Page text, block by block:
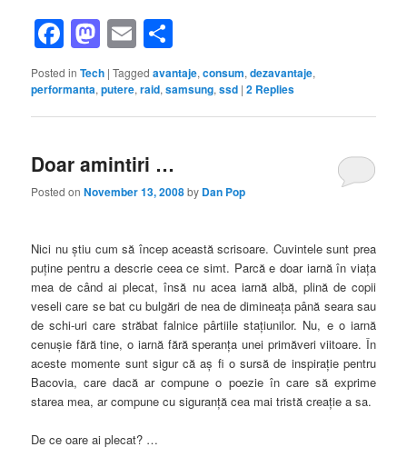
Facebook
Mastodon
Email
Posted in Tech |Tagged avantaje,consum,dezavantaje,
performanta,putere,raid,samsung,ssd |2 Replies
Doar amintiri …
Posted onNovember 13, 2008by Dan Pop
Nici nu ştiu cum să încep această scrisoare. Cuvintele sunt prea
puţine pentru a descrie ceea ce simt. Parcă e doar iarnă în viaţa
mea de când ai plecat, însă nu acea iarnă albă, plină de copii
veseli care se bat cu bulgări de nea de dimineaţa până seara sau
de schi-uri care străbat falnice pârtiile staţiunilor. Nu, e o iarnă
cenuşie fără tine, o iarnă fără speranţa unei primăveri viitoare. În
aceste momente sunt sigur că aş fi o sursă de inspiraţie pentru
Bacovia, care dacă ar compune o poezie în care să exprime
starea mea, ar compune cu siguranţă cea mai tristă creaţie a sa.
De ce oare ai plecat? …